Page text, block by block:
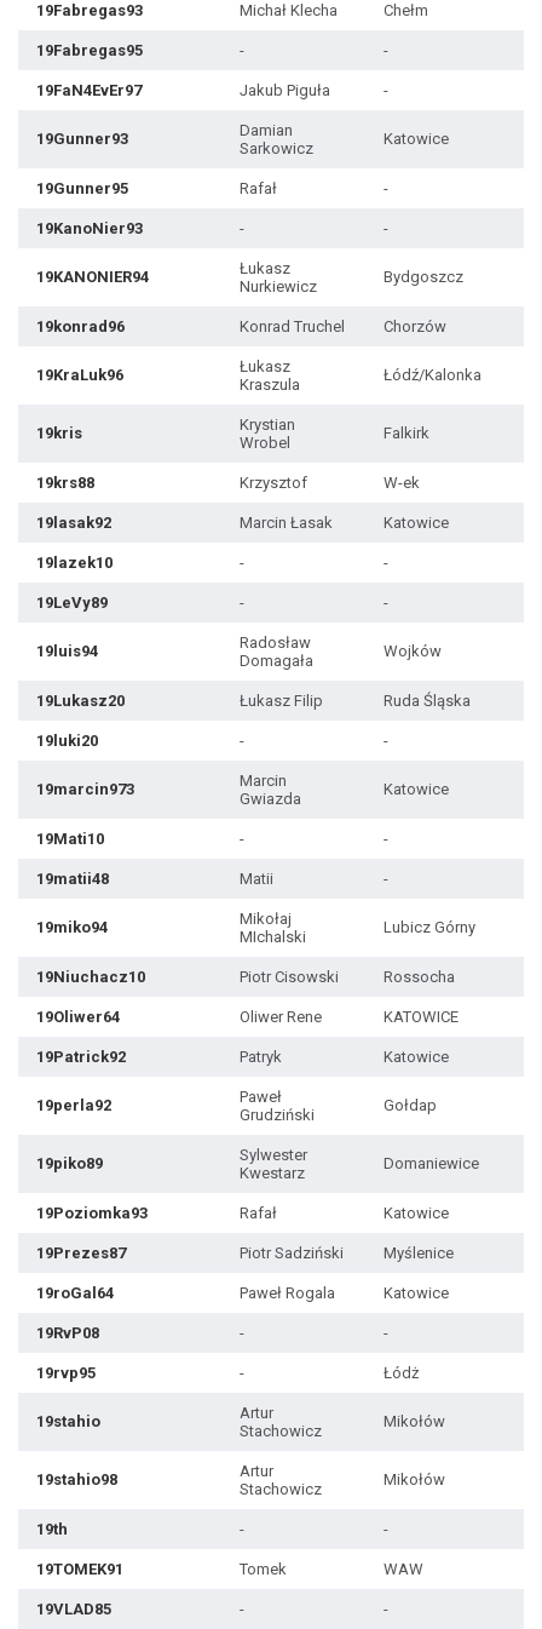
19Fabregas93 Michał Klecha Chełm
19Fabregas95 - -
19FaN4EvEr97 Jakub Piguła -
19Gunner93
Damian
Sarkowicz
Katowice
19Gunner95 Rafał -
19KanoNier93 - -
19KANONIER94
Łukasz
Nurkiewicz
Bydgoszcz
19konrad96 Konrad Truchel Chorzów
19KraLuk96
Łukasz
Kraszula
Łódź/Kalonka
19kris
Krystian
Wrobel
Falkirk
19krs88 Krzysztof W-ek
19lasak92 Marcin Łasak Katowice
19lazek10 - -
19LeVy89 - -
19luis94
Radosław
Domagała
Wojków
19Lukasz20 Łukasz Filip Ruda Śląska
19luki20 - -
19marcin973
Marcin
Gwiazda
Katowice
19Mati10 - -
19matii48 Matii -
19miko94
Mikołaj
MIchalski
Lubicz Górny
19Niuchacz10 Piotr Cisowski Rossocha
19Oliwer64 Oliwer Rene KATOWICE
19Patrick92 Patryk Katowice
19perla92
Paweł
Grudziński
Gołdap
19piko89
Sylwester
Kwestarz
Domaniewice
19Poziomka93 Rafał Katowice
19Prezes87 Piotr Sadziński Myślenice
19roGal64 Paweł Rogala Katowice
19RvP08 - -
19rvp95 - Łódż
19stahio
Artur
Stachowicz
Mikołów
19stahio98
Artur
Stachowicz
Mikołów
19th - -
19TOMEK91 Tomek WAW
19VLAD85 - -